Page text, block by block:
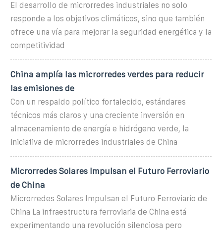
El desarrollo de microrredes industriales no solo
responde a los objetivos climáticos, sino que también
ofrece una vía para mejorar la seguridad energética y la
competitividad
China amplía las microrredes verdes para reducir
las emisiones de
Con un respaldo político fortalecido, estándares
técnicos más claros y una creciente inversión en
almacenamiento de energía e hidrógeno verde, la
iniciativa de microrredes industriales de China
Microrredes Solares Impulsan el Futuro Ferroviario
de China
Microrredes Solares Impulsan el Futuro Ferroviario de
China La infraestructura ferroviaria de China está
experimentando una revolución silenciosa pero